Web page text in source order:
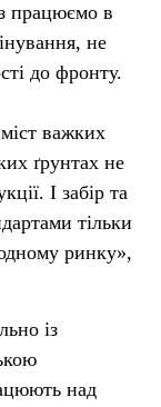
працюємо в
не
до фронту.
важких
ґрунтах не
І забір та
тільки
ринку»,
із
над